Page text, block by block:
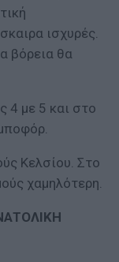
ισχυρές.
βόρεια θα
4 με 5 και στο
Κελσίου. Στο
χαμηλότερη.